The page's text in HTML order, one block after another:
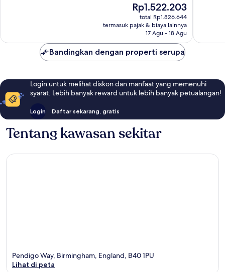
Harga
sekarang
Rp1.522.203
Rp1.522.203
total Rp1.826.644
termasuk pajak & biaya lainnya
17 Agu - 18 Agu
Bandingkan dengan properti serupa
Login untuk melihat diskon dan manfaat yang memenuhi
syarat. Lebih banyak reward untuk lebih banyak petualangan!
Login Daftar sekarang, gratis
Tentang kawasan sekitar
Pendigo Way, Birmingham, England, B40 1PU
Lihat di peta